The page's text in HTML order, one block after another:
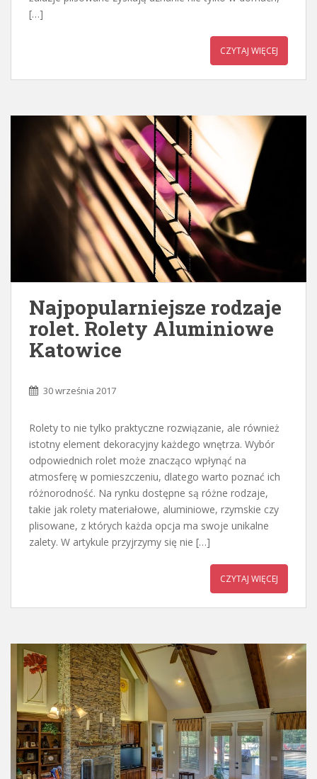
[…]
CZYTAJ WIĘCEJ
Najpopularniejsze rodzaje
rolet. Rolety Aluminiowe
Katowice
30 września 2017
Rolety to nie tylko praktyczne rozwiązanie, ale również
istotny element dekoracyjny każdego wnętrza. Wybór
odpowiednich rolet może znacząco wpłynąć na
atmosferę w pomieszczeniu, dlatego warto poznać ich
różnorodność. Na rynku dostępne są różne rodzaje,
takie jak rolety materiałowe, aluminiowe, rzymskie czy
plisowane, z których każda opcja ma swoje unikalne
zalety. W artykule przyjrzymy się nie […]
CZYTAJ WIĘCEJ